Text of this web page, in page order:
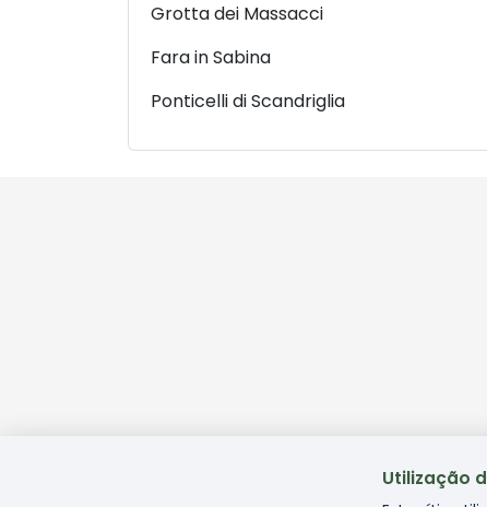
Grotta dei Massacci
Fara in Sabina
Ponticelli di Scandriglia
Utilização